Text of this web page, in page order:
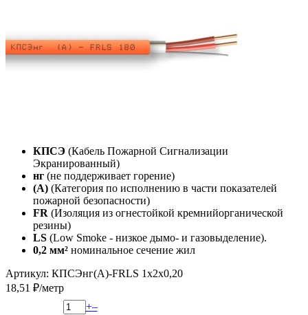
КПСЭ (Кабель Пожарной Сигнализации
Экранированный)
нг (не поддерживает горение)
(А) (Категория по исполнению в части показателей
пожарной безопасности)
FR (Изоляция из огнестойкой кремнийорганической
резины)
LS (Low Smoke - низкое дымо- и газовыделение).
0,2 мм² номинальное сечение жил
Артикул: КПСЭнг(А)-FRLS 1х2х0,20
18,51 ₽/метр
+–